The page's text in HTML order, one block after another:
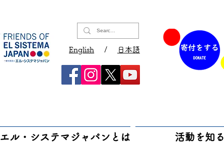
English / 日本語
エル・システマジャパンとは 活動を知る